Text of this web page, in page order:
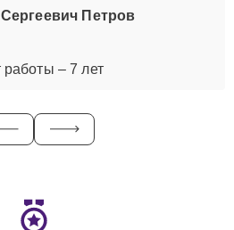
Петров
– 7 лет